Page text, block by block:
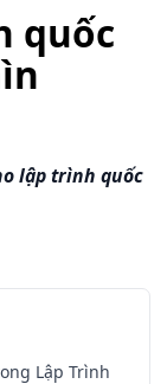
quốc
lập trình quốc
Lập Trình